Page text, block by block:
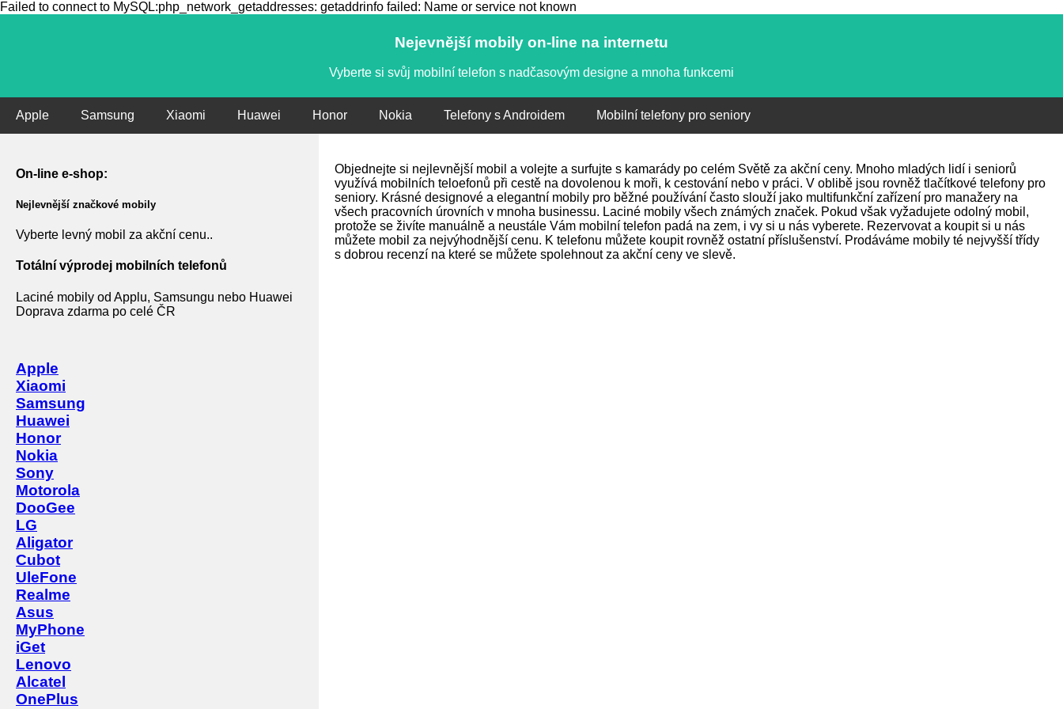
Failed to connect to MySQL:php_network_getaddresses: getaddrinfo failed: Name or service not known
Nejevnější mobily on-line na internetu
Vyberte si svůj mobilní telefon s nadčasovým designe a mnoha funkcemi
Apple Samsung Xiaomi Huawei Honor Nokia Telefony s Androidem Mobilní telefony pro seniory
On-line e-shop:
Nejlevnější značkové mobily
Vyberte levný mobil za akční cenu..
Totální výprodej mobilních telefonů
Laciné mobily od Applu, Samsungu nebo Huawei
Doprava zdarma po celé ČR
Apple
Xiaomi
Samsung
Huawei
Honor
Nokia
Sony
Motorola
DooGee
LG
Aligator
Cubot
UleFone
Realme
Asus
MyPhone
iGet
Lenovo
Alcatel
OnePlus
Objednejte si nejlevnější mobil a volejte a surfujte s kamarády po celém Světě za akční ceny. Mnoho mladých lidí i seniorů
využívá mobilních teloefonů při cestě na dovolenou k moři, k cestování nebo v práci. V oblibě jsou rovněž tlačítkové telefony pro
seniory. Krásné designové a elegantní mobily pro běžné používání často slouží jako multifunkční zařízení pro manažery na
všech pracovních úrovních v mnoha businessu. Laciné mobily všech známých značek. Pokud však vyžadujete odolný mobil,
protože se živíte manuálně a neustále Vám mobilní telefon padá na zem, i vy si u nás vyberete. Rezervovat a koupit si u nás
můžete mobil za nejvýhodnější cenu. K telefonu můžete koupit rovněž ostatní příslušenství. Prodáváme mobily té nejvyšší třídy
s dobrou recenzí na které se můžete spolehnout za akční ceny ve slevě.